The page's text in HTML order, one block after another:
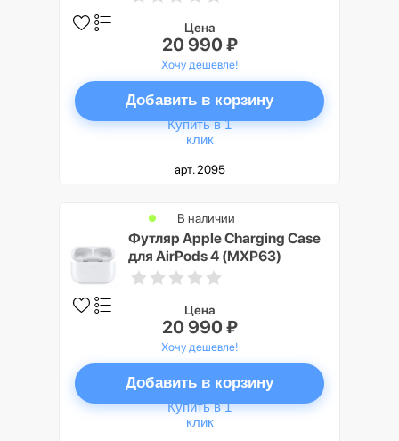
Цена
20 990 ₽
Хочу дешевле!
Добавить в корзину
Купить в 1
клик
арт. 2095
Футляр Apple Charging Case
для AirPods 4 (MXP63)
В наличии
Цена
20 990 ₽
Хочу дешевле!
Добавить в корзину
Купить в 1
клик